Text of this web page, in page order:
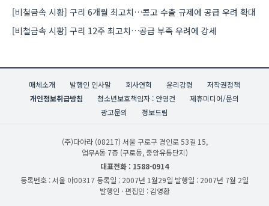
[비철금속 시황] 구리 6개월 최고치…콩고 수출 규제에 공급 우려 확대
[비철금속 시황] 구리 12주 최고치…공급 부족 우려에 강세
매체소개 발행인 인사말 회사연혁 윤리강령
저작권정책
개인정보취급방침
청소년보호책임자 : 안영건
제휴미디어/문의
광고문의
정보드림
(주)다아라 (08217) 서울 구로구 경인로 53길 15,
업무A동 7층 (구로동, 중앙유통단지)
대표전화 : 1588-0914
등록번호 : 서울 아00317 등록일 : 2007년 1월29일 발행일 : 2007년 7월 2일
발행인 · 편집인 : 김영환